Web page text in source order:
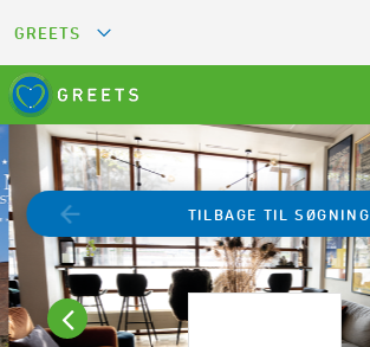
GREETS
GREEN KEY
GREEN RESTAURANT
GREEN SPORT FACILITY
GREEN TOURISM ORGANIZATION
TILBAGE TIL SØGNING